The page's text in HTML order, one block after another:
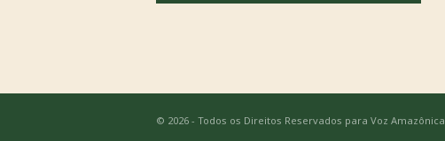
© 2026 - Todos os Direitos Reservados para Voz Amazônica